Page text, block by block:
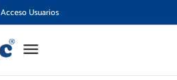
Acceso Usuarios